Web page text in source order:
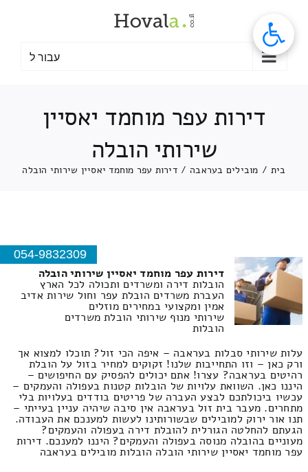
עבור ל
דירות עפר מוחמד יאסיין
שירותי הובלה
בית / מובילים בעראבה / דירות עפר מוחמד יאסיין שירותי הובלה
054-9832309
דירות עפר מוחמד יאסיין שירותי הובלה
הובלות דירה ומשרדים ותכולה לכל הארץ
העברת משרדים הובלת עפר וחול שירות אדיב
אמין ומקצועי במחירים מוזלים
שירותי מנוף שירותי הובלת משרדים
הובלות
עלות שירותי סבלות בעראבה – איפה הכי זול? תוכלו למצוא אך
ורק כאן – וזו התחייבות שלנו! זקוקים למחיר בזול על הובלת
רהיטים בעראבה? עצרו! אתם יכולים להפסיק עם החיפושים –
היננו כאן. השוואת עלויות של הובלות קטנות בעפולה והעמקים –
עכשיו ביכולתכם לבצע העברה של פריטים בודדים בעלויות בלי
מתחרים. מעבר בית זול בעראבה אין סיבה שיהיה עניין בעייתי –
תנו אור ירוק למובילים שבשורותינו לעשות למענכם את העבודה.
הגעתם להחלטה הגורלית להובלת דירה בעפולה והעמקים?
מעוניים בהובלה מנוסה בעפולה והעמקים? היננו למענכם. דירות
עפר מוחמד יאסיין שירותי הובלה הובלות מובילים בעראבה